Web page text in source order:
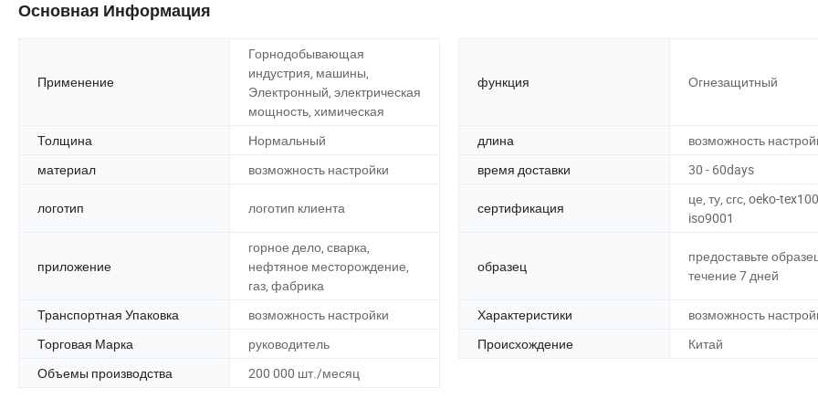
Основная Информация
Применение
Горнодобывающая
индустрия, машины,
Электронный, электрическая
мощность, химическая
функция Огнезащитный
Толщина Нормальный длина
возможность
материал
возможность настройки время доставки 30 - 60days
логотип логотип клиента сертификация
це, ту, сгс, oeko-
iso9001
приложение
горное дело, сварка,
нефтяное месторождение,
газ, фабрика
образец
предоставьте
течение 7 дней
Транспортная Упаковка возможность настройки Характеристики
возможность
Торговая Марка
руководитель Происхождение
Китай
Объемы производства
200 000 шт./месяц